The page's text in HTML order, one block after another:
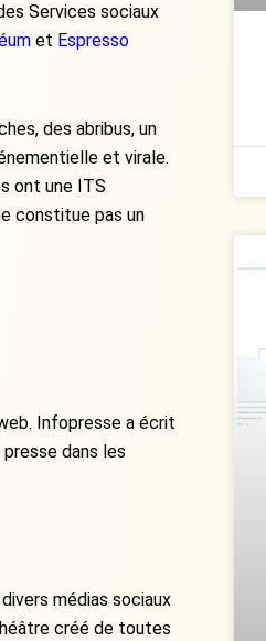
Services sociaux
et Espresso
des abribus, un
et virale.
ont une ITS
constitue pas un
Infopresse a écrit
dans les
médias sociaux
créé de toutes